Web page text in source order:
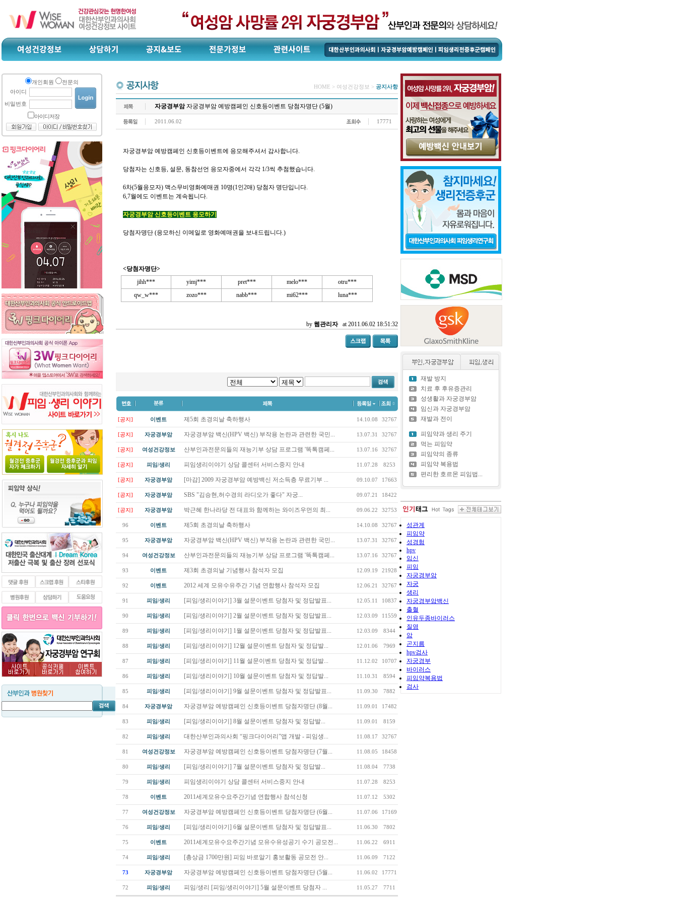
개인회원
전문의
아이디
비밀번호
아이디저장
HOME > 여성건강정보 > 공지사항
자궁경부암자궁경부암 예방캠페인 신호등이벤트 당첨자명단 (5월)
2011.06.02 17771
자궁경부암 예방캠페인 신호등이벤트에 응모해주셔서 감사합니다.
당첨자는 신호등, 설문, 동참선언 응모자중에서 각각 1/3씩 추첨했습니다.
6차(5월응모자) 맥스무비영화예매권 10명(1인2매) 당첨자 명단입니다.
6,7월에도 이벤트는 계속됩니다.
자궁경부암 신호등이벤트 응모하기
당첨자명단 (응모하신 이메일로 영화예매권을 보내드립니다.)
<당첨자명단>
jihh***
yimj*** pret*** melo***
otru***
qw_w***
zozo*** nabb*** mi62*** luna***
by 웹관리자at 2011.06.02 18:51:32
[공지] 이벤트 제5회 초경의날 축하행사 14.10.08 32767
[공지] 자궁경부암 자궁경부암 백신(HPV 백신) 부작용 논란과 관련한 국민... 13.07.31 32767
[공지] 여성건강정보 산부인과전문의들의 재능기부 상담 프로그램 '똑톡캠페... 13.07.16 32767
[공지] 피임/생리 피임생리이야기 상담 콜센터 서비스중지 안내 11.07.28 8253
[공지] 자궁경부암 [마감] 2009 자궁경부암 예방백신 저소득층 무료기부 ... 09.10.07 17663
[공지] 자궁경부암 SBS "김승현,허수경의 라디오가 좋다" 자궁... 09.07.21 18422
[공지] 자궁경부암 박근혜 한나라당 전 대표와 함께하는 와이즈우먼의 최... 09.06.22 32753
96 이벤트 제5회 초경의날 축하행사 14.10.08 32767
95 자궁경부암 자궁경부암 백신(HPV 백신) 부작용 논란과 관련한 국민... 13.07.31 32767
94 여성건강정보 산부인과전문의들의 재능기부 상담 프로그램 '똑톡캠페... 13.07.16 32767
93 이벤트 제3회 초경의날 기념행사 참석자 모집 12.09.19 21928
92 이벤트 2012 세계 모유수유주간 기념 연합행사 참석자 모집 12.06.21 32767
91 피임/생리 [피임/생리이야기] 3월 설문이벤트 당첨자 및 정답발표... 12.05.11 10837
90 피임/생리 [피임/생리이야기] 2월 설문이벤트 당첨자 및 정답발표... 12.03.09 11559
89 피임/생리 [피임/생리이야기] 1월 설문이벤트 당첨자 및 정답발표... 12.03.09 8344
88 피임/생리 [피임/생리이야기] 12월 설문이벤트 당첨자 및 정답발... 12.01.06 7969
87 피임/생리 [피임/생리이야기] 11월 설문이벤트 당첨자 및 정답발... 11.12.02 10707
86 피임/생리 [피임/생리이야기] 10월 설문이벤트 당첨자 및 정답발... 11.10.31 8594
85 피임/생리 [피임/생리이야기] 9월 설문이벤트 당첨자 및 정답발표... 11.09.30 7882
84 자궁경부암 자궁경부암 예방캠페인 신호등이벤트 당첨자명단 (8월... 11.09.01 17482
83 피임/생리 [피임/생리이야기] 8월 설문이벤트 당첨자 및 정답발... 11.09.01 8159
82 피임/생리 대한산부인과의사회 “핑크다이어리”앱 개발 - 피임생... 11.08.17 32767
81 여성건강정보 자궁경부암 예방캠페인 신호등이벤트 당첨자명단 (7월... 11.08.05 18458
80 피임/생리 [피임/생리이야기] 7월 설문이벤트 당첨자 및 정답발... 11.08.04 7738
79 피임/생리 피임생리이야기 상담 콜센터 서비스중지 안내 11.07.28 8253
78 이벤트 2011세계모유수요주간기념 연합행사 참석신청 11.07.12 5302
77 여성건강정보 자궁경부암 예방캠페인 신호등이벤트 당첨자명단 (6월... 11.07.06 17169
76 피임/생리 [피임/생리이야기] 6월 설문이벤트 당첨자 및 정답발표... 11.06.30 7802
75 이벤트 2011세계모유수요주간기념 모유수유성공기 수기 공모전... 11.06.22 6911
74 피임/생리 [총상금 1700만원] 피임 바로알기 홍보활동 공모전 안... 11.06.09 7122
73 자궁경부암 자궁경부암 예방캠페인 신호등이벤트 당첨자명단 (5월... 11.06.02 17771
72 피임/생리 피임/생리 [피임/생리이야기] 5월 설문이벤트 당첨자 ... 11.05.27 7711
재발 방지
치료 후 후유증관리
성생활과 자궁경부암
임신과 자궁경부암
재발과 전이
피임약과 생리 주기
먹는 피임약
피임약의 종류
피임약 복용법
편리한 호르몬 피임법...
성관계
피임약
성경험
hpv
임신
피임
자궁경부암
자궁
생리
자궁경부암백신
출혈
인유두종바이러스
질염
암
곤지름
hpv검사
자궁경부
바이러스
피임약복용법
검사